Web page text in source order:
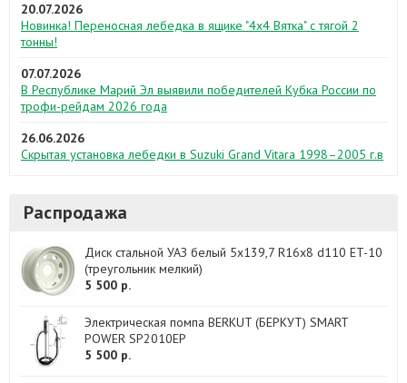
20.07.2026
Новинка! Переносная лебедка в ящике "4х4 Вятка" с тягой 2
тонны!
07.07.2026
В Республике Марий Эл выявили победителей Кубка России по
трофи-рейдам 2026 года
26.06.2026
Скрытая установка лебедки в Suzuki Grand Vitara 1998–2005 г.в
Распродажа
Диск стальной УАЗ белый 5x139,7 R16x8 d110 ET-10
(треугольник мелкий)
5 500 р.
Электрическая помпа BERKUT (БЕРКУТ) SMART
POWER SP2010EP
5 500 р.